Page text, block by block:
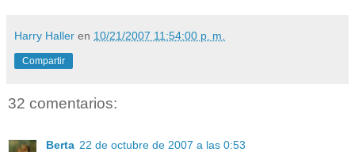
Harry Haller en 10/21/2007 11:54:00 p. m.
Compartir
32 comentarios:
Berta 22 de octubre de 2007 a las 0:53